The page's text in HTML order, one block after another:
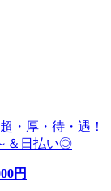
・厚・待・遇！
＆日払い◎
円